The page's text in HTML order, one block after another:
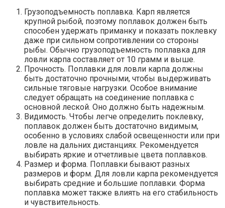
Грузоподъемность поплавка. Карп является
крупной рыбой, поэтому поплавок должен быть
способен удержать приманку и показать поклевку
даже при сильном сопротивлении со стороны
рыбы. Обычно грузоподъемность поплавка для
ловли карпа составляет от 10 грамм и выше.
Прочность. Поплавки для ловли карпа должны
быть достаточно прочными, чтобы выдерживать
сильные тяговые нагрузки. Особое внимание
следует обращать на соединение поплавка с
основной леской. Оно должно быть надежным.
Видимость. Чтобы легче определить поклевку,
поплавок должен быть достаточно видимым,
особенно в условиях слабой освещенности или при
ловле на дальних дистанциях. Рекомендуется
выбирать яркие и отчетливые цвета поплавков.
Размер и форма. Поплавки бывают разных
размеров и форм. Для ловли карпа рекомендуется
выбирать средние и большие поплавки. Форма
поплавка может также влиять на его стабильность
и чувствительность.